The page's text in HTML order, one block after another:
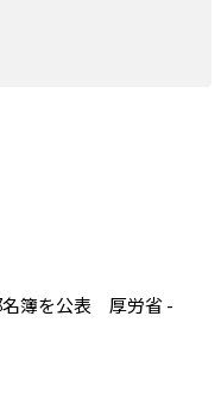
名簿を公表 厚労省 -